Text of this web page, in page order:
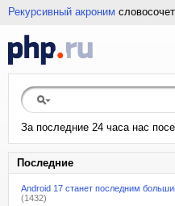
Рекурсивный акроним
За последние 24 часа нас
Последние
Android 17 станет последним
(1432)